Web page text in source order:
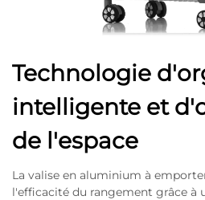
Technologie
intelligente et
de l'espace
La valise en aluminium à
l'efficacité du rangement grâce à